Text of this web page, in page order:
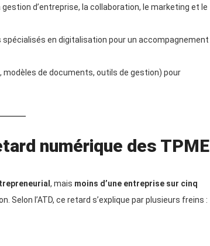
d’entreprise, la collaboration, le marketing et le
spécialisés en digitalisation pour un accompagnement
modèles de documents, outils de gestion) pour
numérique des TPME
, mais moins d’une entreprise sur cinq
l’ATD, ce retard s’explique par plusieurs freins :